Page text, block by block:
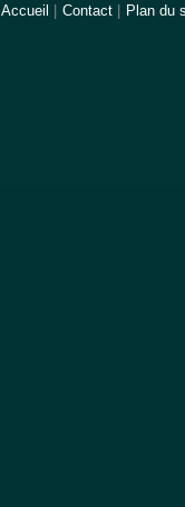
Accueil Contact Plan du